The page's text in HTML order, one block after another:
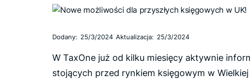
Dodany: 25/3/2024 Aktualizacja: 25/3/2024
W TaxOne już od kilku miesięcy aktywnie
stojących przed rynkiem księgowym w